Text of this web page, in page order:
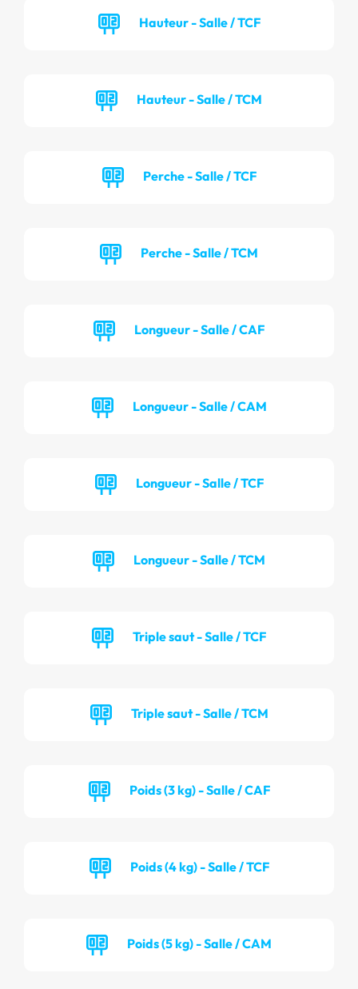
Hauteur - Salle / TCF
Hauteur - Salle / TCM
Perche - Salle / TCF
Perche - Salle / TCM
Longueur - Salle / CAF
Longueur - Salle / CAM
Longueur - Salle / TCF
Longueur - Salle / TCM
Triple saut - Salle / TCF
Triple saut - Salle / TCM
Poids (3 kg) - Salle / CAF
Poids (4 kg) - Salle / TCF
Poids (5 kg) - Salle / CAM